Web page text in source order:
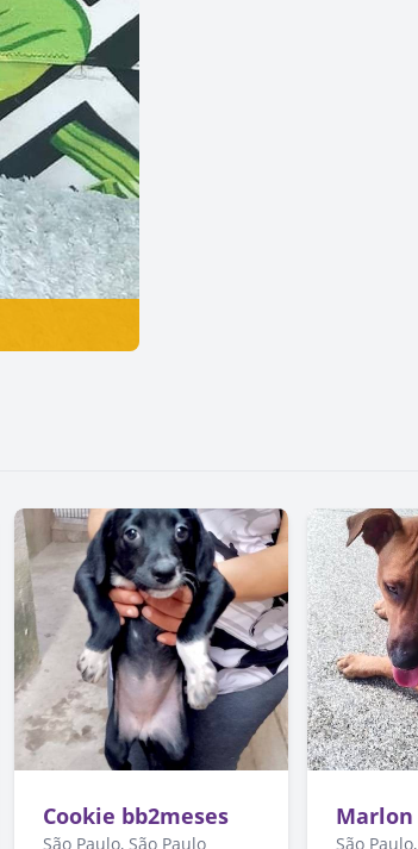
Cookie bb2meses
São Paulo, São Paulo São